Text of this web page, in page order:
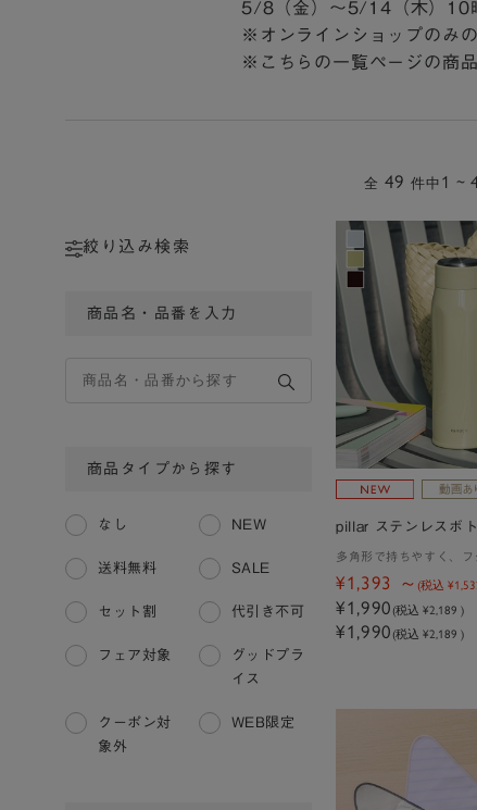
5/8（金）～5/14（木）10
※オンラインショップのみの
※こちらの一覧ページの商
絞り込み検索
商品名・品番を入力
商品タイプから探す
なし NEW
送料無料 SALE
セット割 代引き不可
フェア対象
グッドプラ
イス
クーポン対
象外
WEB限定
全 49 件中 1 ~
pillar ステンレスボ
多角形で持ちやすく、
¥1,393 (税込
¥1,990 (税込¥2,189 )
¥1,990 (税込 ¥2,189 )